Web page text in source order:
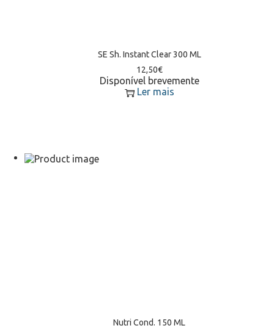
SE Sh. Instant Clear 300 ML
12,50€
Disponível brevemente
Ler mais
Nutri Cond. 150 ML